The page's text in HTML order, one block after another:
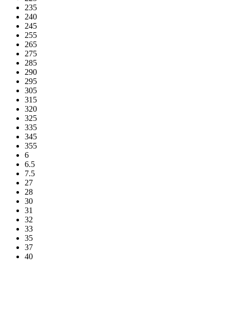
235
240
245
255
265
275
285
290
295
305
315
320
325
335
345
355
6
6.5
7.5
27
28
30
31
32
33
35
37
40